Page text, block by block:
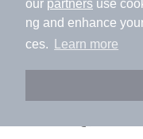
our partners use
ng and enhance
ces.
Learn more
特集・ニュース
ニフティ温泉ニュ